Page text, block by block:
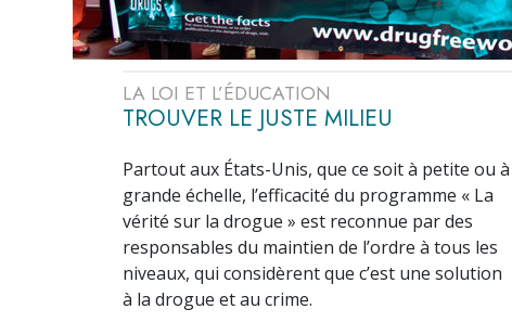
LA LOI ET L’ÉDUCATION
TROUVER LE JUSTE MILIEU
Partout aux États-Unis, que ce soit à petite ou à
grande échelle, l’efficacité du programme « La
vérité sur la drogue » est reconnue par des
responsables du maintien de l’ordre à tous les
niveaux, qui considèrent que c’est une solution
à la drogue et au crime.